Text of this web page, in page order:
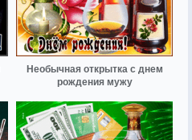
Необычная открытка с днем
рождения мужу